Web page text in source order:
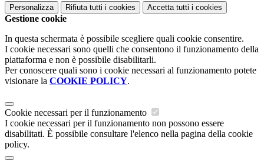
Personalizza Rifiuta tutti i cookies Accetta tutti i cookies
Gestione cookie
In questa schermata è possibile scegliere quali cookie consentire.
I cookie necessari sono quelli che consentono il funzionamento della
piattaforma e non è possibile disabilitarli.
Per conoscere quali sono i cookie necessari al funzionamento potete
visionare la COOKIE POLICY.
Cookie necessari per il funzionamento
I cookie necessari per il funzionamento non possono essere
disabilitati. È possibile consultare l'elenco nella pagina della cookie
policy.